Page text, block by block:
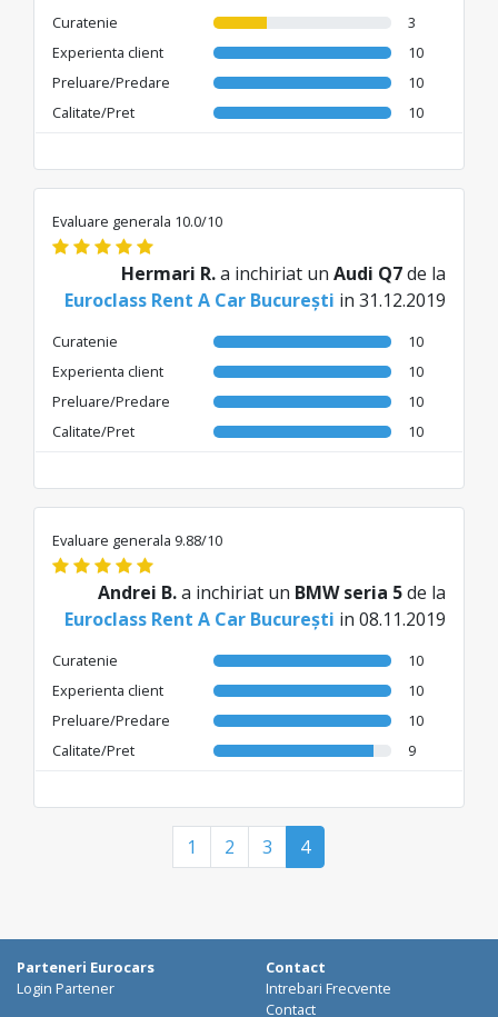
Curatenie
3
Experienta client
10
Preluare/Predare
10
Calitate/Pret
10
Evaluare generala 10.0/10
Hermari R.a inchiriat un Audi Q7de la
Euroclass Rent A Car București in 31.12.2019
Curatenie
10
Experienta client
10
Preluare/Predare
10
Calitate/Pret
10
Evaluare generala 9.88/10
Andrei B.a inchiriat un BMW seria 5de la
Euroclass Rent A Car București in 08.11.2019
Curatenie
10
Experienta client
10
Preluare/Predare
10
Calitate/Pret
9
1 2 3 4
Parteneri Eurocars
Login Partener
Contact
Intrebari Frecvente
Contact